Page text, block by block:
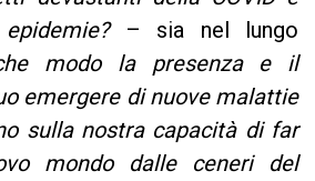
– sia nel lungo
modo la presenza e il
emergere di nuove malattie
sulla nostra capacità di far
mondo dalle ceneri del